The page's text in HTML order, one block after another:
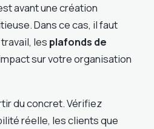
avant une création
Dans ce cas, il faut
les plafonds de
sur votre organisation
du concret. Vérifiez
réelle, les clients que